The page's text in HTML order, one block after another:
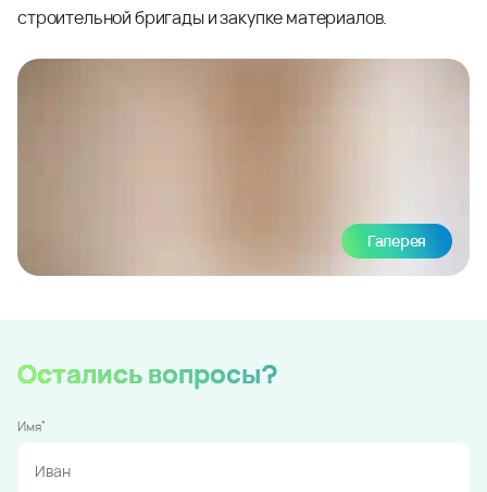
строительной бригады и закупке материалов.
Галерея
Остались вопросы?
Имя*